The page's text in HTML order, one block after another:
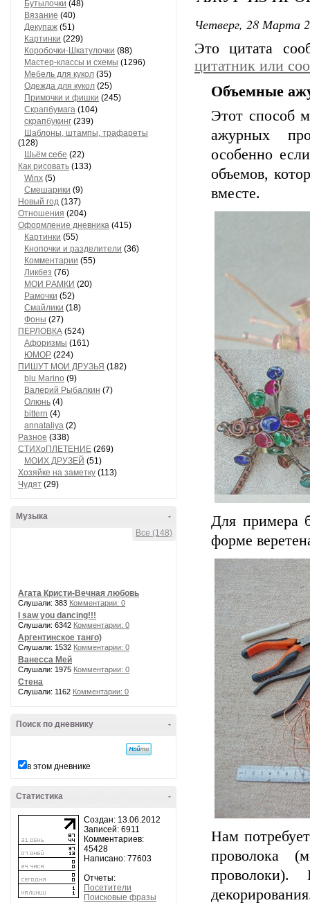
Бутылочки (48)
Вязaние (40)
Декупaж (51)
Кaртинки (229)
Коробочки-Шкатулочки (88)
Мастер-классы и схемы (1296)
Мебель для кукол (35)
Одеждa для кукол (25)
Примочки и фишки (245)
Скрaпбумaгa (104)
скрапбукинг (239)
Шaблоны, штaмпы, трaфaреты
(128)
Шьём себе (22)
Как рисовать (133)
Winx (5)
Смешарики (9)
Новый год (137)
Отношения (204)
Оформление дневника (415)
Кaртинки (55)
Кнопочки и рaзделители (36)
Комментaрии (55)
Ликбез (76)
МОИ РAМКИ (20)
Рaмочки (52)
Смaйлики (18)
Фоны (27)
ПЕРЛОВКА (524)
Aфоризмы (161)
ЮМОР (224)
ПИШУТ МОИ ДРУЗЬЯ (182)
blu Marino (9)
Валерий Рыбалкин (7)
Олюнь (4)
bittern (4)
annataliya (2)
Разное (338)
СТИХоПЛЕТЕНИЕ (269)
МОИХ ДРУЗЕЙ (51)
Хозяйке на заметку (113)
Чудят (29)
-
Музыка
Все (148)
Агата Кристи-Вечная любовь
Слушали: 383 Комментарии: 0
I saw you dancing!!!
Слушали: 6342 Комментарии: 0
Аргентинское танго)
Слушали: 1532 Комментарии: 0
Ванесса Мей
Слушали: 1975 Комментарии: 0
Стена
Слушали: 1162 Комментарии: 0
-
Поиск по дневнику
в этом дневнике
-
Статистика
Создан: 13.06.2012
Записей: 6911
Комментариев:
45428
Написано: 77603
Отчеты:
Посетители
Поисковые фразы
Четверг, 28 Марта
Это цитата
цитатник или
Объемные
Этот способ
ажурных
особенно
объемов,
вместе.
Для примера
форме
Нам
проволока